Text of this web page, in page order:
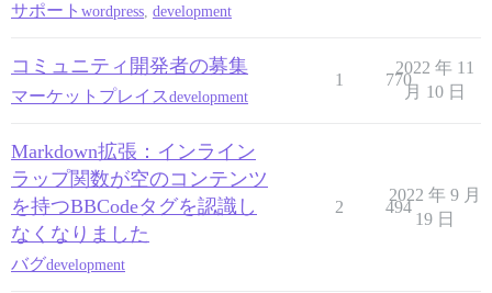
サポート wordpress development
コミュニティ開発者の募集
マーケットプレイス development
1 770
2022 年 11
月 10 日
Markdown拡張：インライン
ラップ関数が空のコンテンツ
を持つBBCodeタグを認識し
なくなりました
バグdevelopment
2 494
2022 年 9 月
19 日